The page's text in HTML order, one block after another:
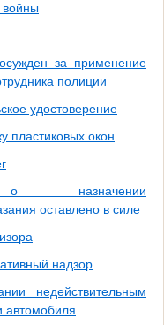
войны
за применение
полиции
удостоверение
пластиковых окон
о назначении
оставлено в силе
надзор
недействительным
автомобиля